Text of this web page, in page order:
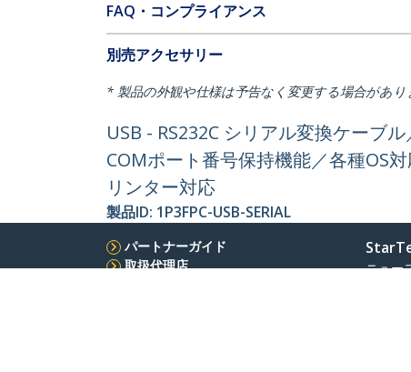
FAQ・コンプライアンス
別売アクセサリー
* 製品の外観や仕様は予告なく変更する場合があり
USB - RS232C シリアル変換ケーブ
COMポート番号保持機能／各種OS
リンター対応
製品ID: 1P3FPC-USB-SERIAL
パートナーガイド
取扱代理店
ニュー